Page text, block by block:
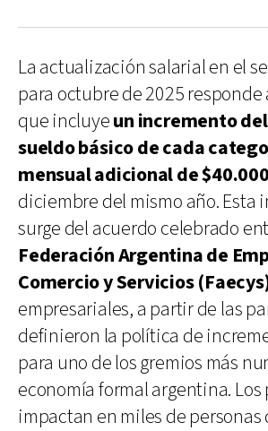
La actualización salarial en el
para octubre de 2025 responde
que incluyeun incremento
sueldo básico de cada
mensual adicional de $40.000
diciembre del mismo año. Esta
surge del acuerdo celebrado
Federación Argentina de
Comercio y Servicios
empresariales, a partir de las
definieron la política de
para uno de los gremios más
economía formal argentina. Los
impactan en miles de personas